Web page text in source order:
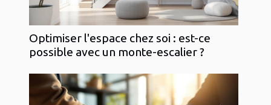
Optimiser l'espace chez soi : est-ce
possible avec un monte-escalier ?